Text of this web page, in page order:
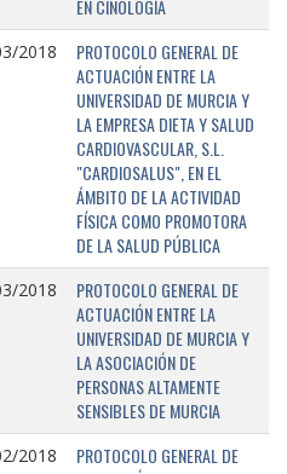
EN CINOLOGÍA
2018
PROTOCOLO GENERAL DE
ACTUACIÓN ENTRE LA
UNIVERSIDAD DE MURCIA Y
LA EMPRESA DIETA Y SALUD
CARDIOVASCULAR, S.L.
"CARDIOSALUS", EN EL
ÁMBITO DE LA ACTIVIDAD
FÍSICA COMO PROMOTORA
DE LA SALUD PÚBLICA
2018
PROTOCOLO GENERAL DE
ACTUACIÓN ENTRE LA
UNIVERSIDAD DE MURCIA Y
LA ASOCIACIÓN DE
PERSONAS ALTAMENTE
SENSIBLES DE MURCIA
2018
PROTOCOLO GENERAL DE